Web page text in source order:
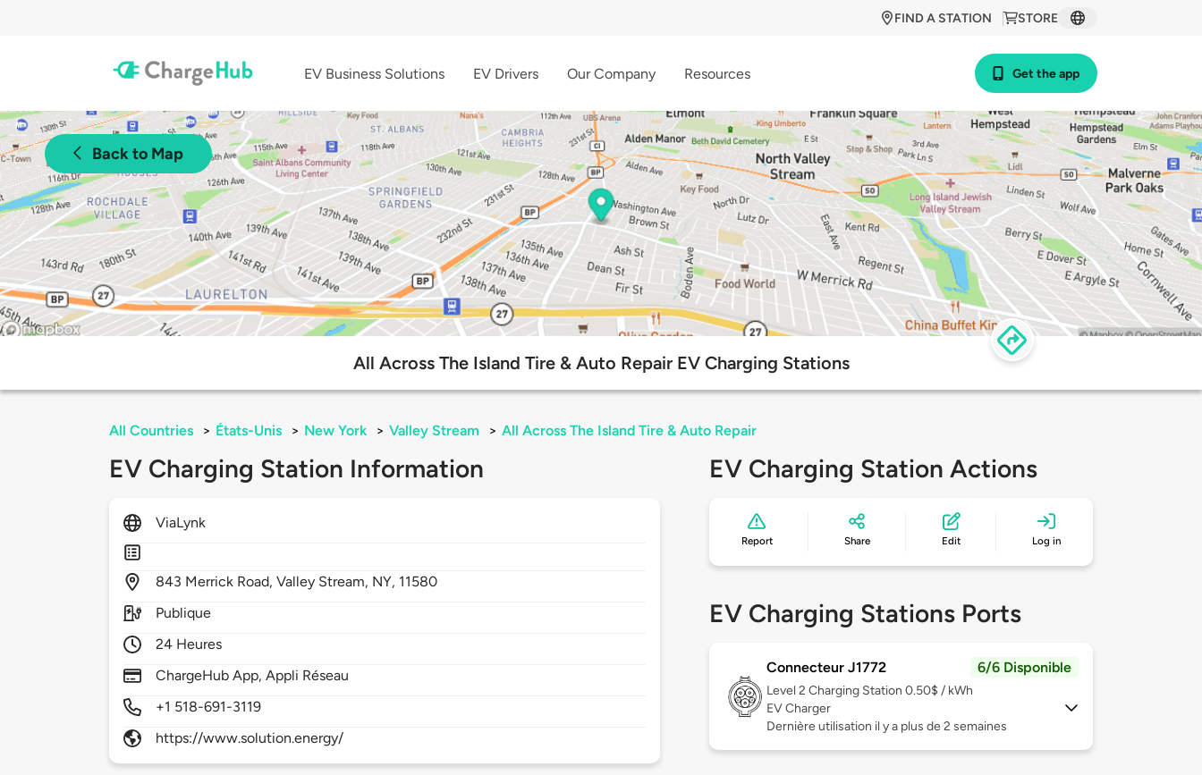
STORE
FIND A STATION
EV Business Solutions EV Drivers Our Company Resources Get the app
Back to Map
All Across The Island Tire & Auto Repair EV Charging Stations
All Countries > États-Unis > New York > Valley Stream > All Across The Island Tire & Auto Repair
EV Charging Station Information
ViaLynk
843 Merrick Road,Valley Stream, NY, 11580
Publique
24 Heures
ChargeHub App, Appli Réseau
+1 518-691-3119
https://www.solution.energy/
EV Charging Station Actions
Report Share Edit Log in
EV Charging Stations Ports
Connecteur J1772 6/6 Disponible
Level 2 Charging Station 0.50$ / kWh
EV Charger
Dernière utilisation il y a plus de 2 semaines